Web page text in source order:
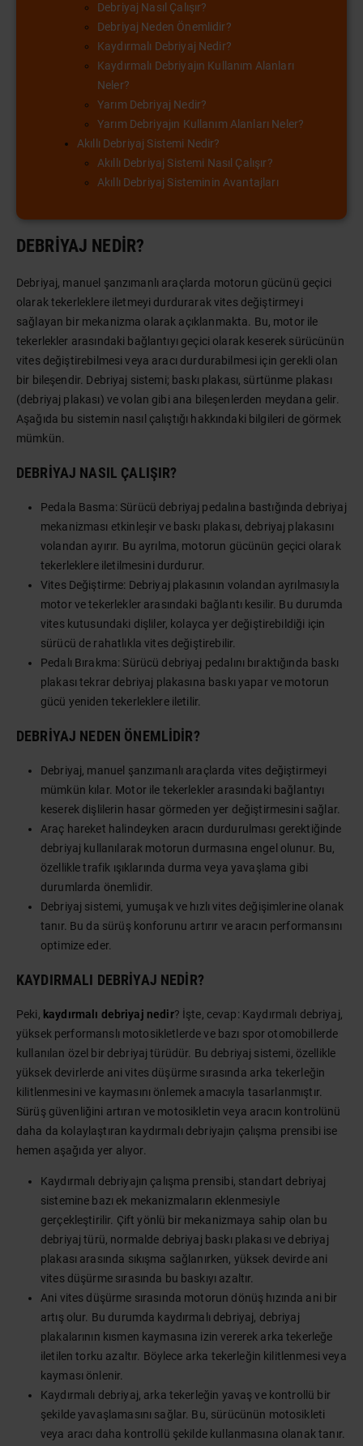
Debriyaj Nasıl Çalışır?
Debriyaj Neden Önemlidir?
Kaydırmalı Debriyaj Nedir?
Kaydırmalı Debriyajın Kullanım Alanları
Neler?
Yarım Debriyaj Nedir?
Yarım Debriyajın Kullanım Alanları Neler?
Akıllı Debriyaj Sistemi Nedir?
Akıllı Debriyaj Sistemi Nasıl Çalışır?
Akıllı Debriyaj Sisteminin Avantajları
DEBRIYAJ NEDIR?
Debriyaj, manuel şanzımanlı araçlarda motorun gücünü geçici
olarak tekerleklere iletmeyi durdurarak vites değiştirmeyi
sağlayan bir mekanizma olarak açıklanmakta. Bu, motor ile
tekerlekler arasındaki bağlantıyı geçici olarak keserek sürücünün
vites değiştirebilmesi veya aracı durdurabilmesi için gerekli olan
bir bileşendir. Debriyaj sistemi; baskı plakası, sürtünme plakası
(debriyaj plakası) ve volan gibi ana bileşenlerden meydana gelir.
Aşağıda bu sistemin nasıl çalıştığı hakkındaki bilgileri de görmek
mümkün.
DEBRIYAJ NASIL ÇALIŞIR?
Pedala Basma: Sürücü debriyaj pedalına bastığında debriyaj
mekanizması etkinleşir ve baskı plakası, debriyaj plakasını
volandan ayırır. Bu ayrılma, motorun gücünün geçici olarak
tekerleklere iletilmesini durdurur.
Vites Değiştirme: Debriyaj plakasının volandan ayrılmasıyla
motor ve tekerlekler arasındaki bağlantı kesilir. Bu durumda
vites kutusundaki dişliler, kolayca yer değiştirebildiği için
sürücü de rahatlıkla vites değiştirebilir.
Pedalı Bırakma: Sürücü debriyaj pedalını bıraktığında baskı
plakası tekrar debriyaj plakasına baskı yapar ve motorun
gücü yeniden tekerleklere iletilir.
DEBRIYAJ NEDEN ÖNEMLIDIR?
Debriyaj, manuel şanzımanlı araçlarda vites değiştirmeyi
mümkün kılar. Motor ile tekerlekler arasındaki bağlantıyı
keserek dişlilerin hasar görmeden yer değiştirmesini sağlar.
Araç hareket halindeyken aracın durdurulması gerektiğinde
debriyaj kullanılarak motorun durmasına engel olunur. Bu,
özellikle trafik ışıklarında durma veya yavaşlama gibi
durumlarda önemlidir.
Debriyaj sistemi, yumuşak ve hızlı vites değişimlerine olanak
tanır. Bu da sürüş konforunu artırır ve aracın performansını
optimize eder.
KAYDIRMALI DEBRIYAJ NEDIR?
Peki, kaydırmalı debriyaj nedir? İşte, cevap: Kaydırmalı debriyaj,
yüksek performanslı motosikletlerde ve bazı spor otomobillerde
kullanılan özel bir debriyaj türüdür. Bu debriyaj sistemi, özellikle
yüksek devirlerde ani vites düşürme sırasında arka tekerleğin
kilitlenmesini ve kaymasını önlemek amacıyla tasarlanmıştır.
Sürüş güvenliğini artıran ve motosikletin veya aracın kontrolünü
daha da kolaylaştıran kaydırmalı debriyajın çalışma prensibi ise
hemen aşağıda yer alıyor.
Kaydırmalı debriyajın çalışma prensibi, standart debriyaj
sistemine bazı ek mekanizmaların eklenmesiyle
gerçekleştirilir. Çift yönlü bir mekanizmaya sahip olan bu
debriyaj türü, normalde debriyaj baskı plakası ve debriyaj
plakası arasında sıkışma sağlanırken, yüksek devirde ani
vites düşürme sırasında bu baskıyı azaltır.
Ani vites düşürme sırasında motorun dönüş hızında ani bir
artış olur. Bu durumda kaydırmalı debriyaj, debriyaj
plakalarının kısmen kaymasına izin vererek arka tekerleğe
iletilen torku azaltır. Böylece arka tekerleğin kilitlenmesi veya
kayması önlenir.
Kaydırmalı debriyaj, arka tekerleğin yavaş ve kontrollü bir
şekilde yavaşlamasını sağlar. Bu, sürücünün motosikleti
veya aracı daha kontrollü şekilde kullanmasına olanak tanır.